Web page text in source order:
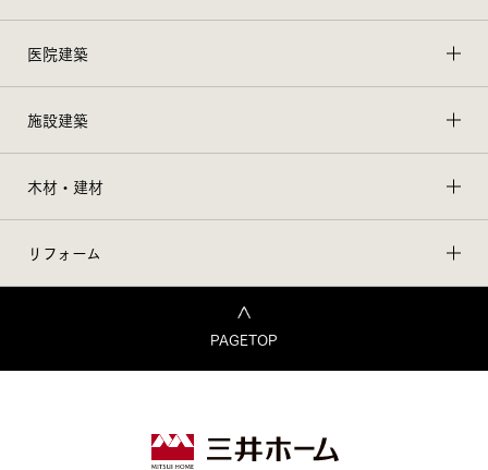
医院建築
施設建築
木材・建材
リフォーム
PAGETOP